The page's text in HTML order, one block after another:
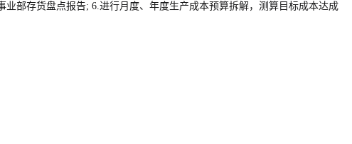
部存货盘点报告; 6.进行月度、年度生产成本预算拆解，测算目标成本达成